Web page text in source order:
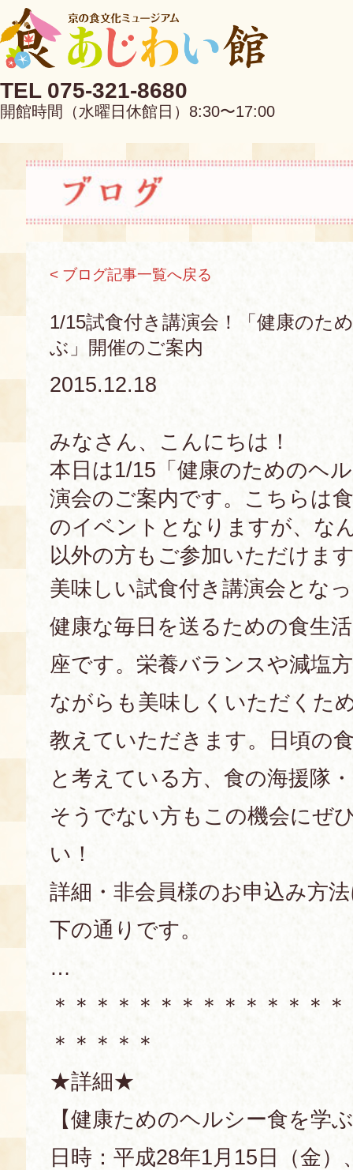
TEL 075-321-8680
開館時間（水曜日休館日）8:30〜17:00
EN 中文
当館について
あじわい館とは
京の食文化について
アクセス
FAQ
募集中の教室
キャンセル・ご変更
食の海援隊・陸援隊 会員限定
展示室
展示室のご紹介
お土産コーナー
レンタル
備品リスト
空き状況・ご予約
使用料・お支払い方法
団体向け見学・体験
食の語り部の部屋
展示見学
講演会付き料理教室
あじわい館弁当
< ブログ記事一覧へ戻る
1/15試食付き講演会！「健康のた
ぶ」開催のご案内
2015.12.18
みなさん、こんにちは！
本日は1/15「健康のためのヘ
演会のご案内です。こちらは
のイベントとなりますが、な
以外の方もご参加いただけま
美味しい試食付き講演会とな
健康な毎日を送るための食生
座です。栄養バランスや減塩
ながらも美味しくいただくた
教えていただきます。日頃の
と考えている方、食の海援隊
そうでない方もこの機会にぜ
い！
詳細・非会員様のお申込み方
下の通りです。
…
＊＊＊＊＊＊＊＊＊＊＊＊＊
＊＊＊＊＊
★詳細★
【健康ためのヘルシー食を学
日時：平成28年1月15日（金）